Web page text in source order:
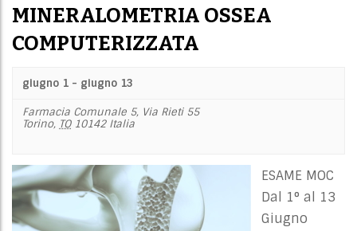
s
t
MINERALOMETRIA OSSEA
COMPUTERIZZATA
giugno 1 - giugno 13
Farmacia Comunale 5, Via Rieti 55
Torino, TO 10142 Italia
ESAME MOC
Dal 1° al 13
Giugno